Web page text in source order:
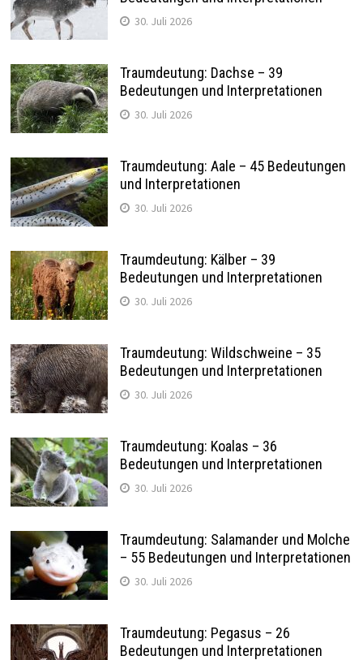
30. Juli 2026
Traumdeutung: Dachse – 39
Bedeutungen und Interpretationen
30. Juli 2026
Traumdeutung: Aale – 45 Bedeutungen
und Interpretationen
30. Juli 2026
Traumdeutung: Kälber – 39
Bedeutungen und Interpretationen
30. Juli 2026
Traumdeutung: Wildschweine – 35
Bedeutungen und Interpretationen
30. Juli 2026
Traumdeutung: Koalas – 36
Bedeutungen und Interpretationen
30. Juli 2026
Traumdeutung: Salamander und Molche
– 55 Bedeutungen und Interpretationen
30. Juli 2026
Traumdeutung: Pegasus – 26
Bedeutungen und Interpretationen